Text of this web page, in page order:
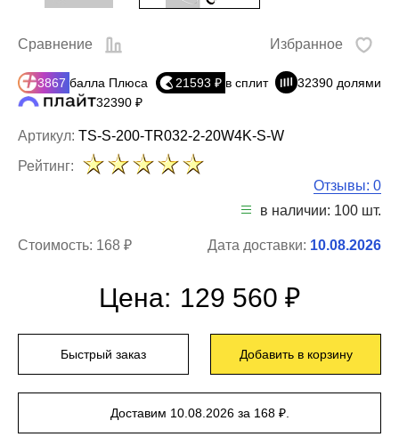
Артикул: TS-S-200-TR032-2-20W4K-S-W
Сравнение Избранное
3867 балла Плюса 21593 ₽ в сплит
32390 долями
32390 ₽
Рейтинг:
Отзывы: 0
в наличии: 100 шт.
Стоимость: 168 ₽ Дата доставки: 10.08.2026
Цена: 129 560 ₽
Быстрый заказ Добавить в корзину
Доставим 10.08.2026 за 168 ₽.